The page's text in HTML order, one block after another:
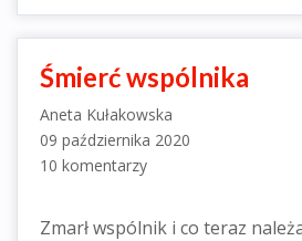
Śmierć wspólnika
Aneta Kułakowska
09 października 2020
10 komentarzy
Zmarł wspólnik i co teraz